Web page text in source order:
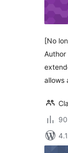
[No
Author
allows